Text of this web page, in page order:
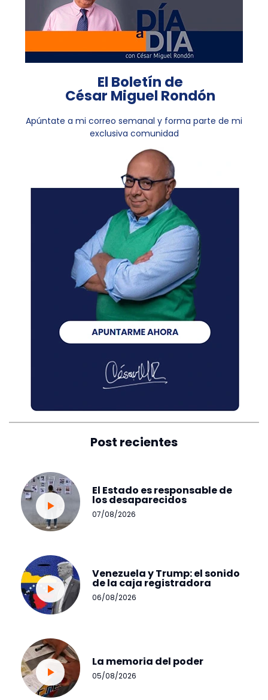
El Boletín de
César Miguel Rondón
Apúntate a mi correo semanal y forma parte de mi
exclusiva comunidad
Post recientes
El Estado es responsable de
los desaparecidos
07/08/2026
Venezuela y Trump: el sonido
de la caja registradora
06/08/2026
La memoria del poder
05/08/2026